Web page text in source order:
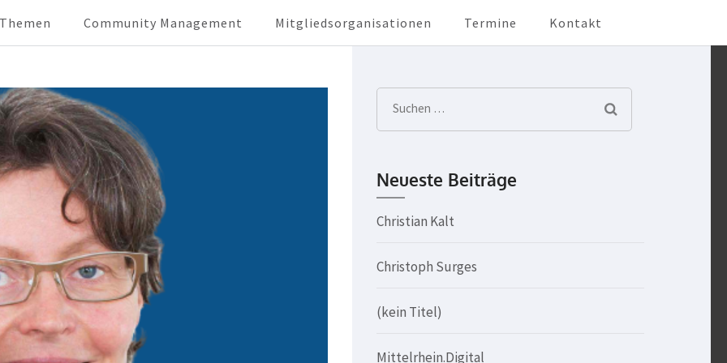
Community Management Mitgliedsorganisationen Termine Kontakt
Suchen
nach:
Neueste Beiträge
Christian Kalt
Christoph Surges
(kein Titel)
Mittelrhein.Digital